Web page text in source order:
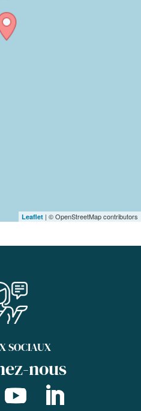
Leaflet | © OpenStreetMap contributors
SOCIAUX
nous